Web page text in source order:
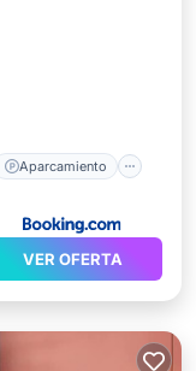
Aparcamiento
VER OFERTA